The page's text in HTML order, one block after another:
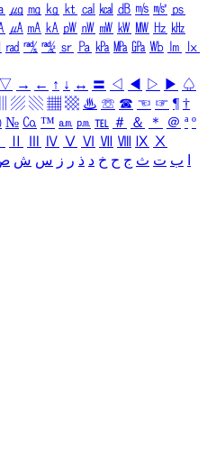
㎍ ㎎ ㎏ ㏏ ㎈ ㎉ ㏈ ㎧ ㎨ ㎰
㎂ ㎃ ㎄ ㎺ ㎻ ㎽ ㎾ ㎿ ㎐ ㎑
㎭ ㎮ ㎯ ㏛ ㎩ ㎪ ㎫ ㎬ ㏝ ㏐
㏓
▽ → ← ↑ ↓ ↔ 〓 ◁ ◀ ▷ ▶ ♤
▨ ▧ ▦ ▩ ♨ ☏ ☎ ☜ ☞ ¶ †
№ ㏇ ™ ㏂ ㏘ ℡ ＃ ＆ ＊ ＠ ª º
Ⅳ Ⅴ Ⅵ Ⅶ Ⅷ Ⅸ Ⅹ
ب ت ث ج ح خ د ذ ر ز س ش